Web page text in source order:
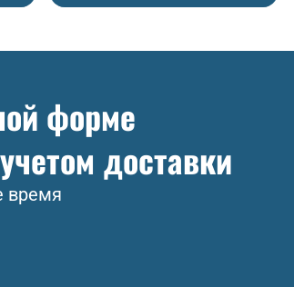
форме
доставки
время